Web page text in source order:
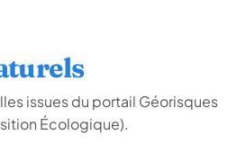
issues du portail Géorisques
Écologique).